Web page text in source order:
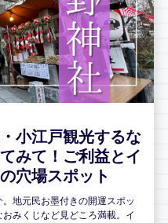
小江戸観光するな
みて！ご利益とイ
穴場スポット
地元民お墨付きの開運スポッ
みくじなど見どころ満載。イ